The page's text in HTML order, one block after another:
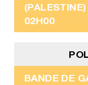
(PALESTINE)
02H00
BANDE DE